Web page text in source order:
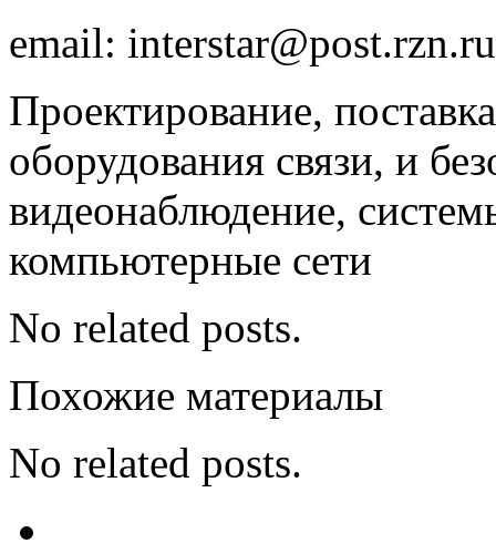
email: interstar@post.rzn.ru
Проектирование,
оборудования связи, и
видеонаблюдение,
компьютерные сети
No related posts.
Похожие материалы
No related posts.